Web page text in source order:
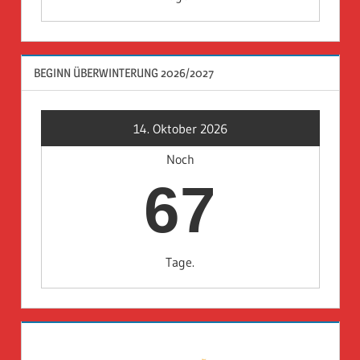
BEGINN ÜBERWINTERUNG 2026/2027
14. Oktober 2026
Noch
67
Tage.